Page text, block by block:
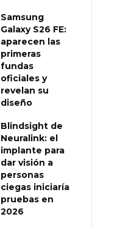
Samsung
Galaxy S26 FE:
aparecen las
primeras
fundas
oficiales y
revelan su
diseño
Blindsight de
Neuralink: el
implante para
dar visión a
personas
ciegas iniciaría
pruebas en
2026